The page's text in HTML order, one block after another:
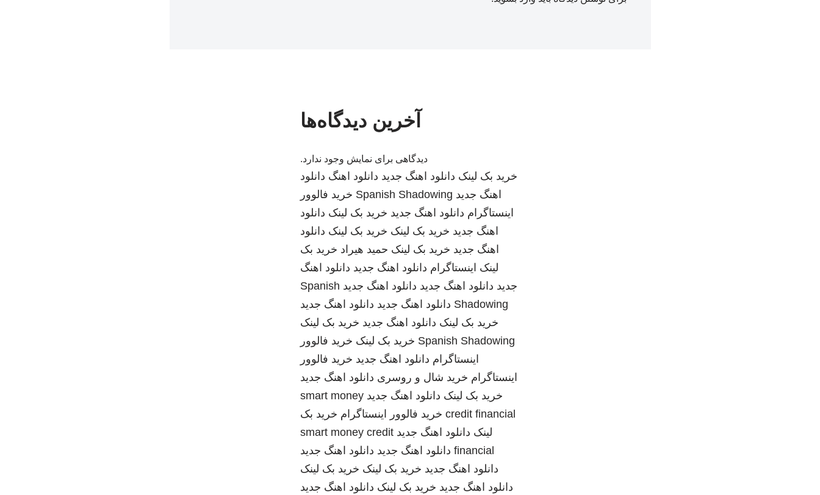
آخرین دیدگاه‌ها
دیدگاهی برای نمایش وجود ندارد.
خرید بک لینک دانلود اهنگ جدید دانلود اهنگ دانلود
اهنگ جدید Spanish Shadowing خرید فالوور
اینستاگرام دانلود اهنگ جدید خرید بک لینک دانلود
اهنگ جدید خرید بک لینک خرید بک لینک دانلود
اهنگ جدید خرید بک لینک حمید هیراد خرید بک
لینک اینستاگرام دانلود اهنگ جدید دانلود اهنگ
جدید دانلود اهنگ جدید دانلود اهنگ جدید Spanish
Shadowing دانلود اهنگ جدید دانلود اهنگ جدید
خرید بک لینک دانلود اهنگ جدید خرید بک لینک
Spanish Shadowing خرید بک لینک خرید فالوور
اینستاگرام دانلود اهنگ جدید خرید فالوور
اینستاگرام خرید شال و روسری دانلود اهنگ جدید
خرید بک لینک دانلود اهنگ جدید smart money
credit financial خرید فالوور اینستاگرام خرید بک
لینک دانلود اهنگ جدید smart money credit
financial دانلود اهنگ جدید دانلود اهنگ جدید
دانلود اهنگ جدید خرید بک لینک خرید بک لینک
دانلود اهنگ جدید خرید بک لینک دانلود اهنگ جدید